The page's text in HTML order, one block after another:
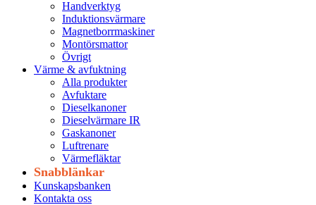
Handverktyg
Induktionsvärmare
Magnetborrmaskiner
Montörsmattor
Övrigt
Värme & avfuktning
Alla produkter
Avfuktare
Dieselkanoner
Dieselvärmare IR
Gaskanoner
Luftrenare
Värmefläktar
Snabblänkar
Kunskapsbanken
Kontakta oss